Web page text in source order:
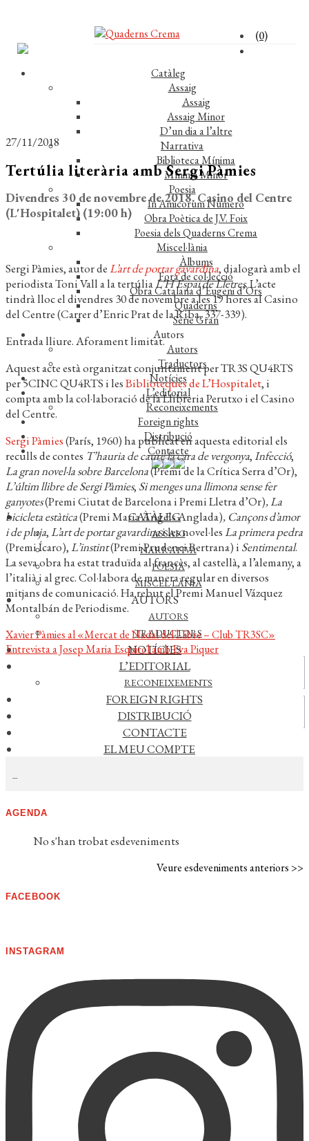
(0)
Catàleg
Assaig
Assaig
Assaig Minor
D’un dia a l’altre
Narrativa
Biblioteca Mínima
Mínima Minor
Poesia
In Amicorum Numero
Obra Poètica de J.V. Foix
Poesia dels Quaderns Crema
Miscel·lània
Àlbums
Fora de col·lecció
Obra Catalana d’Eugeni d’Ors
Quaderns
Sèrie Gran
Autors
Autors
Traductors
Notícies
L’editorial
Reconeixements
Foreign rights
Distribució
Contacte
CATÀLEG
ASSAIG
NARRATIVA
POESIA
MISCEL·LÀNIA
AUTORS
AUTORS
TRADUCTORS
NOTÍCIES
L’EDITORIAL
RECONEIXEMENTS
FOREIGN RIGHTS
DISTRIBUCIÓ
CONTACTE
EL MEU COMPTE
27/11/2018
Tertúlia literària amb Sergi Pàmies
Divendres 30 de novembre de 2018. Casino del Centre
(L'Hospitalet) (19:00 h)
Sergi Pàmies, autor deL’art de portar gavardina, dialogarà amb el
periodista Toni Vall a la tertúliaL’H Espai de Lletres. L’acte
tindrà lloc el divendres 30 de novembre a les 19 hores al Casino
del Centre(Carrer d’Enric Prat de la Riba, 337-339).
Entrada lliure. Aforament limitat.
Aquest acte està organitzat conjuntament per TR3S QU4RTS
per 5CINC QU4RTS i lesBiblioteques de L’Hospitalet, i
compta amb la col·laboració de la Llibreria Perutxo i el Casino
del Centre.
Sergi Pàmies(París, 1960) ha publicat en aquesta editorial els
reculls de contes T’hauria de caure la cara de vergonya,Infecció,
La gran novel·la sobre Barcelona(Premi de la Crítica Serra d’Or),
L’últim llibre de Sergi Pàmies, Si menges una llimona sense fer
ganyotes(Premi Ciutat de Barcelona i Premi Lletra d’Or), La
bicicleta estàtica(Premi Maria Àngels Anglada), Cançons d’amor
i de pluja,L’art de portar gavardinai les novel·lesLa primera pedra
(Premi Ícaro),L’instint(Premi Prudenci Bertrana) i Sentimental.
La seva obra ha estat traduïda al francès, al castellà, a l’alemany, a
l’italià i al grec. Col·labora de manera regular en diversos
mitjans de comunicació. Ha rebut el Premi Manuel Vázquez
Montalbán de Periodisme.
Navegació
d'entrades
Entrada
anterior:
Xavier Pàmies al «Mercat de Nadal del Llibre – Club TR3SC»
Pròxima
entrada:
Entrevista a Josep Maria Esquirol amb Eva Piquer
Actualitat
Vídeos
CERCAR NOTÍCIES
AGENDA
No s'han trobat esdeveniments
Veure esdeveniments anteriors >>
FACEBOOK
INSTAGRAM